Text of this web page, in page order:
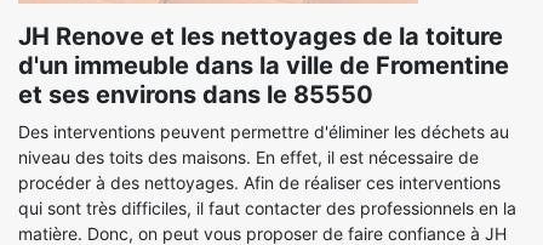
JH Renove et les nettoyages de la toiture
d'un immeuble dans la ville de Fromentine
et ses environs dans le 85550
Des interventions peuvent permettre d'éliminer les déchets au
niveau des toits des maisons. En effet, il est nécessaire de
procéder à des nettoyages. Afin de réaliser ces interventions
qui sont très difficiles, il faut contacter des professionnels en la
matière. Donc, on peut vous proposer de faire confiance à JH